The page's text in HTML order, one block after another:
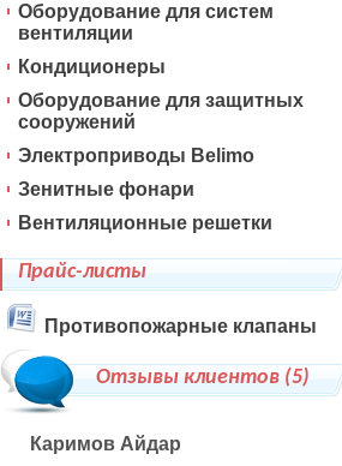
Оборудование для систем
вентиляции
Кондиционеры
Оборудование для защитных
сооружений
Электроприводы Belimo
Зенитные фонари
Вентиляционные решетки
Прайс-листы
Противопожарные клапаны
Отзывы клиентов (5)
Каримов Айдар